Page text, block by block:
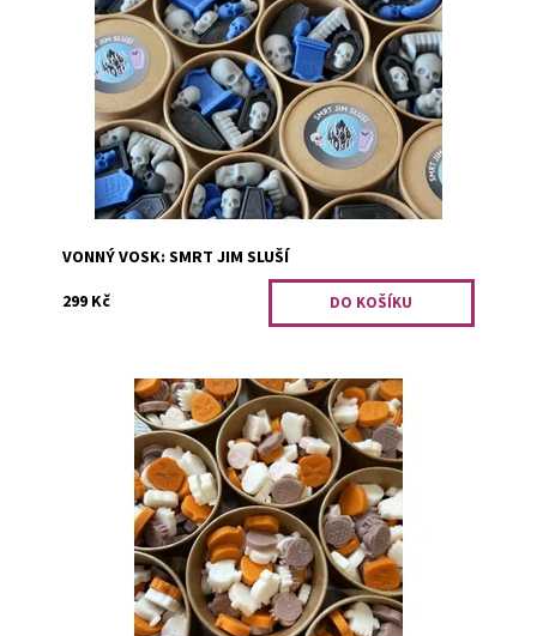
To že skončili v hrobě jim nezkazilo náladu, právě
naopak. Smrt jednomu nejen sluší, ale teď i pekelně
krásně voní. Černá - javor,...
Dostupnost:
Skladem 3
Kód:
3145
VONNÝ VOSK: SMRT JIM SLUŠÍ
299 Kč
Uklidňující směs podzimu. Oranžová - kořeněná dýně.
Hnědá - jasmín, pomerančové květy a měsíček. Bílá -
borůvkový muffin. V...
Dostupnost:
Předobjednávka
3147